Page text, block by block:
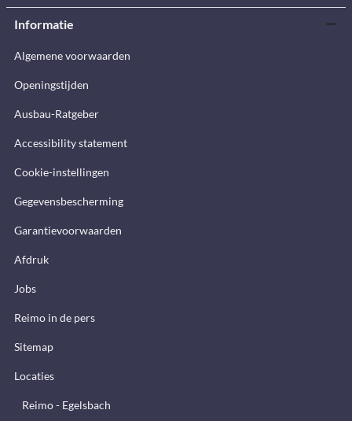
Informatie
Algemene voorwaarden
Openingstijden
Ausbau-Ratgeber
Accessibility statement
Cookie-instellingen
Gegevensbescherming
Garantievoorwaarden
Afdruk
Jobs
Reimo in de pers
Sitemap
Locaties
Reimo - Egelsbach